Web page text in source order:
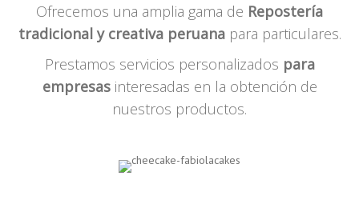
Ofrecemos una amplia gama de Repostería
tradicional y creativa peruanapara particulares.
Prestamos servicios personalizados para
empresasinteresadas en la obtención de
nuestros productos.